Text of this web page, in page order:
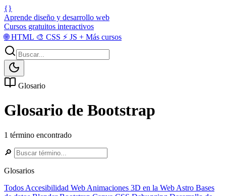
{}
Aprende diseño y desarrollo web
Cursos gratuitos interactivos
🌐HTML 🎨 CSS ⚡ JS + Más cursos
Glosario
Glosario de Bootstrap
1 término encontrado
🔎
Glosarios
Todos Accesibilidad Web Animaciones 3D en la Web Astro Bases